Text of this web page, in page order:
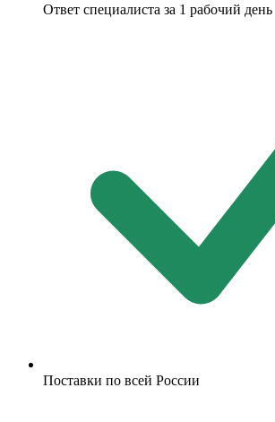
Ответ специалиста за 1 рабочий день
Поставки по всей России